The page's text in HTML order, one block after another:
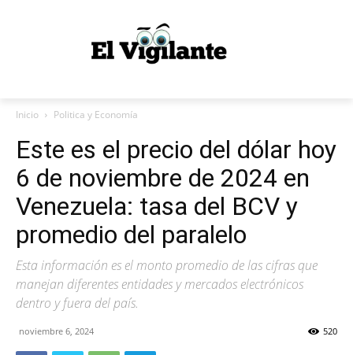
Inicio Politica y Economía
Este es el precio del dólar hoy
6 de noviembre de 2024 en
Venezuela: tasa del BCV y
promedio del paralelo
Esta información es el monto promedio de las cifras que
manejan diferentes entidades y mercados electrónicos
dentro y fuera del país.
noviembre 6, 2024 520